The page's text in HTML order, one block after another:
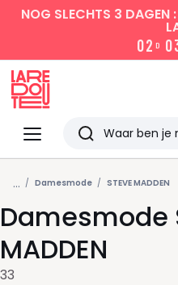
NOG SLECHTS 3 DAGEN
02 D 0
Menu
Redoute
Zoeken
Laatst
bekeken
... Damesmode STEVE MADDEN
Damesmode
MADDEN
33